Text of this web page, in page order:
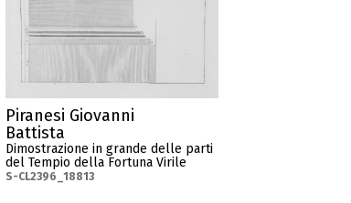
Piranesi Giovanni
Battista
Dimostrazione in grande delle parti
del Tempio della Fortuna Virile
S-CL2396_18813